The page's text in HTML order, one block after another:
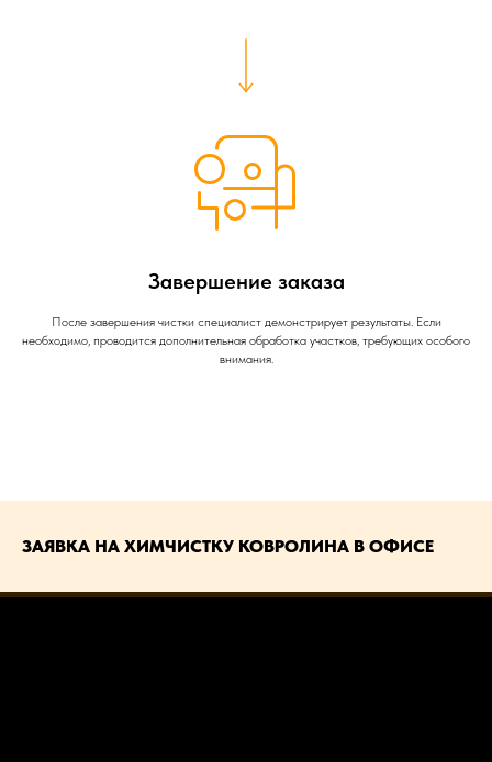
Завершение заказа
После завершения чистки специалист демонстрирует результаты. Если
необходимо, проводится дополнительная обработка участков, требующих особого
внимания.
ЗАЯВКА НА ХИМЧИСТКУ КОВРОЛИНА В ОФИСЕ